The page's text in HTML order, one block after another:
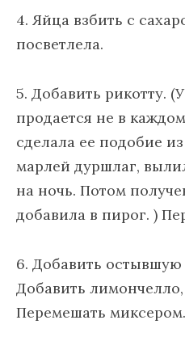
4. Яйца взбить с
посветлела.
5. Добавить рикотту.
продается не в
сделала ее подобие
марлей дуршлаг,
на ночь. Потом
добавила в пирог. )
6. Добавить
Добавить
Перемешать миксером.